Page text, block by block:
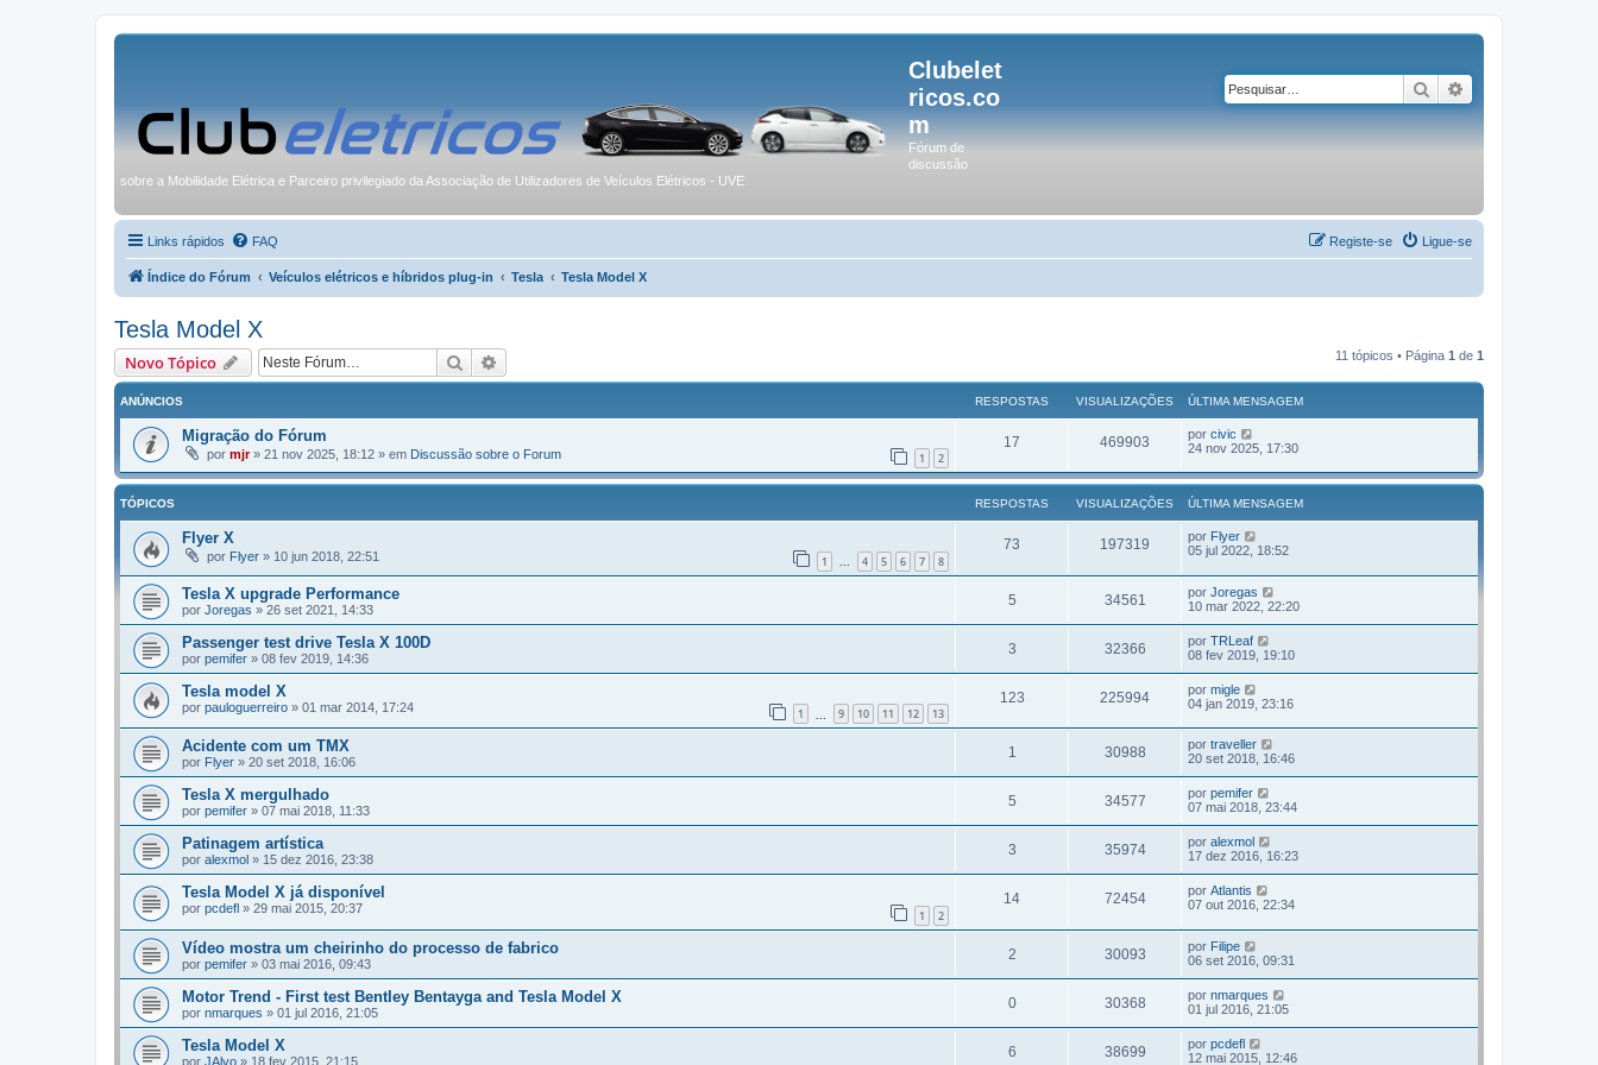
Clubelet
ricos.co
m
Fórum de
discussão
sobre a Mobilidade Elétrica e Parceiro privilegiado da Associação de Utilizadores de Veículos Elétricos - UVE
Pesquisar
Links rápidos FAQ Ligue-se
Registe-se
Índice do Fórum Veículos elétricos e híbridos plug-in Tesla Tesla Model X
Tesla Model X
Novo Tópico Pesquisar 11 tópicos • Página 1 de 1
ANÚNCIOS RESPOSTAS VISUALIZAÇÕES ÚLTIMA MENSAGEM
Migração do Fórum
por mjr» 21 nov 2025, 18:12 » em Discussão sobre o Forum 1 2
17 469903 por civic
24 nov 2025, 17:30
TÓPICOS RESPOSTAS VISUALIZAÇÕES ÚLTIMA MENSAGEM
Flyer X
por Flyer » 10 jun 2018, 22:51 1 ... 4 5 6 7 8
73 197319 por Flyer
05 jul 2022, 18:52
Tesla X upgrade Performance
por Joregas » 26 set 2021, 14:33
5 34561 por Joregas
10 mar 2022, 22:20
Passenger test drive Tesla X 100D
por pemifer » 08 fev 2019, 14:36
3 32366 por TRLeaf
08 fev 2019, 19:10
Tesla model X
por pauloguerreiro » 01 mar 2014, 17:24 1 9 10 11 12 13
123 225994 por migle
04 jan 2019, 23:16
Acidente com um TMX
por Flyer » 20 set 2018, 16:06
1 30988 por traveller
20 set 2018, 16:46
Tesla X mergulhado
por pemifer » 07 mai 2018, 11:33
5 34577 por pemifer
07 mai 2018, 23:44
Patinagem artística
por alexmol » 15 dez 2016, 23:38
3 35974 por alexmol
17 dez 2016, 16:23
Tesla Model X já disponível
por pcdefl » 29 mai 2015, 20:37 1 2
14 72454 por Atlantis
07 out 2016, 22:34
Vídeo mostra um cheirinho do processo de fabrico
por pemifer » 03 mai 2016, 09:43
2 30093 por Filipe
06 set 2016, 09:31
Motor Trend - First test Bentley Bentayga and Tesla Model X
por nmarques » 01 jul 2016, 21:05
0 30368 por nmarques
01 jul 2016, 21:05
Tesla Model X
por JAlvo » 18 fev 2015, 21:15
6 38699 por pcdefl
12 mai 2015, 12:46